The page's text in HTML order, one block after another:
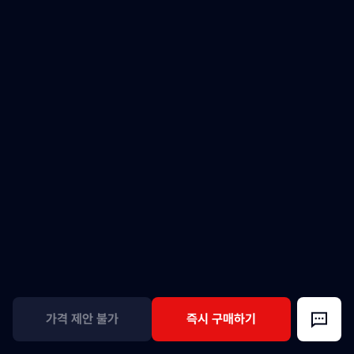
가격 제안 불가 즉시 구매하기